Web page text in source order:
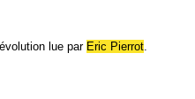
lue par Eric Pierrot.